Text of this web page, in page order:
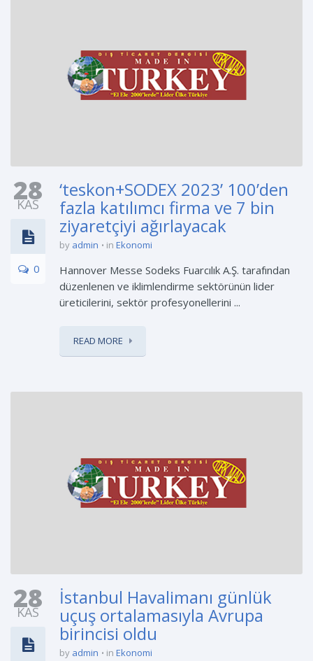
28
KAS
0
‘teskon+SODEX 2023’ 100’den
fazla katılımcı firma ve 7 bin
ziyaretçiyi ağırlayacak
by admin in Ekonomi
Hannover Messe Sodeks Fuarcılık A.Ş. tarafından
düzenlenen ve iklimlendirme sektörünün lider
üreticilerini, sektör profesyonellerini ...
READ MORE
28
KAS
İstanbul Havalimanı günlük
uçuş ortalamasıyla Avrupa
birincisi oldu
by admin in Ekonomi